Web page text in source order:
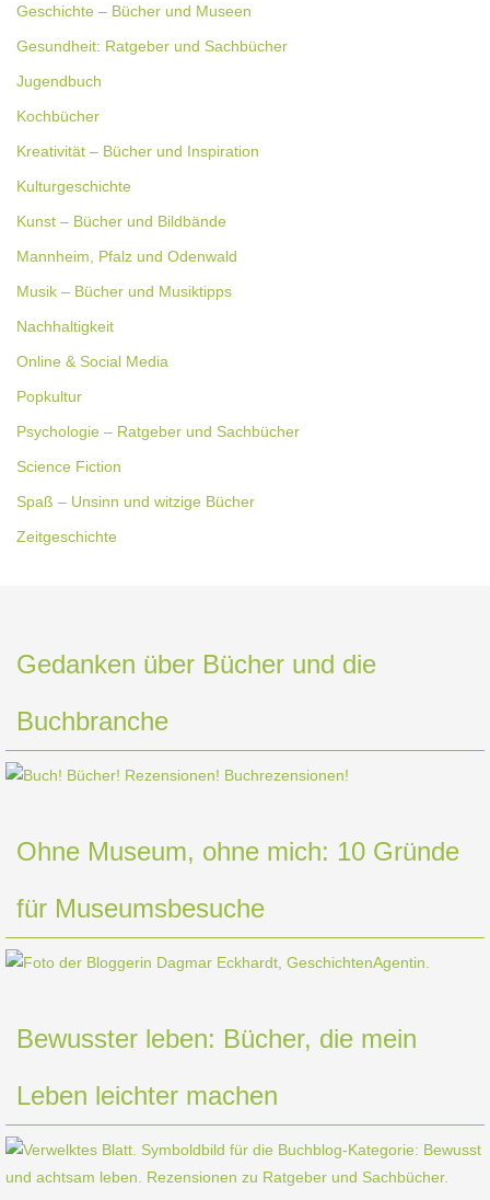
Geschichte – Bücher und Museen
Gesundheit: Ratgeber und Sachbücher
Jugendbuch
Kochbücher
Kreativität – Bücher und Inspiration
Kulturgeschichte
Kunst – Bücher und Bildbände
Mannheim, Pfalz und Odenwald
Musik – Bücher und Musiktipps
Nachhaltigkeit
Online & Social Media
Popkultur
Psychologie – Ratgeber und Sachbücher
Science Fiction
Spaß – Unsinn und witzige Bücher
Zeitgeschichte
Gedanken über Bücher und die
Buchbranche
Ohne Museum, ohne mich: 10 Gründe
für Museumsbesuche
Bewusster leben: Bücher, die mein
Leben leichter machen